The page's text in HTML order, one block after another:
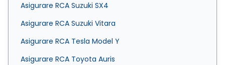
Asigurare RCA Suzuki SX4
Asigurare RCA Suzuki Vitara
Asigurare RCA Tesla Model Y
Asigurare RCA Toyota Auris